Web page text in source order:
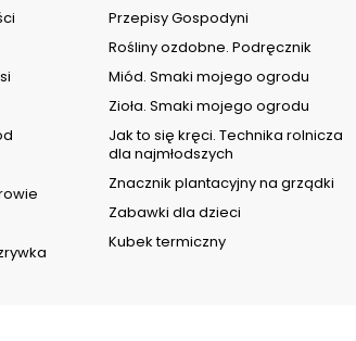
Przepisy Gospodyni
Rośliny ozdobne. Podręcznik
Miód. Smaki mojego ogrodu
Zioła. Smaki mojego ogrodu
Jak to się kręci. Technika rolnicza
dla najmłodszych
Znacznik plantacyjny na grządki
Zabawki dla dzieci
Kubek termiczny